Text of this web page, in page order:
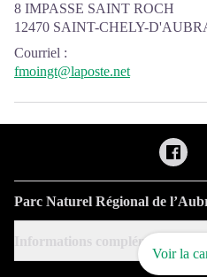
Voir la
8 IMPASSE SAINT ROCH
12470 SAINT-CHELY-
Courriel :
fmoingt@laposte.net
Parc Naturel Régional de
Informations complémentaires